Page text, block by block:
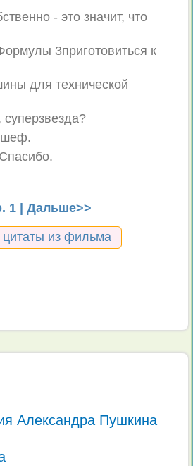
- это значит, что
3приготовиться к
для технической
суперзвезда?
шеф.
1 | Дальше>>
из фильма
Александра Пушкина